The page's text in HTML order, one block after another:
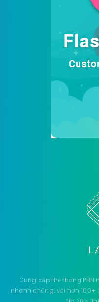
Cung cấp thệ thống
nhanh chống, với hơn